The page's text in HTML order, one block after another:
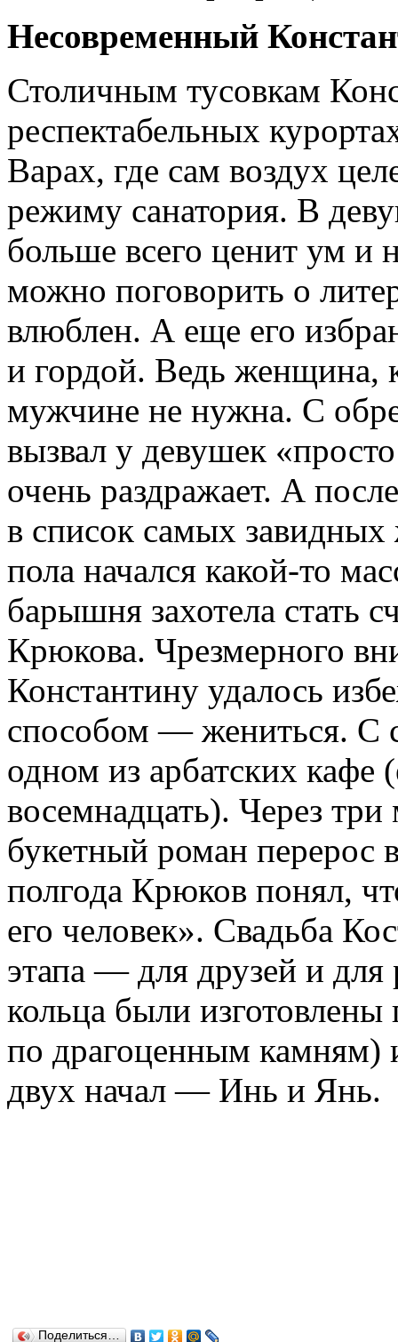
Несовременный
Столичным тусовкам
респектабельных
Варах, где сам воздух
режиму санатория. В
больше всего ценит ум и
можно поговорить о
влюблен. А еще его
и гордой. Ведь женщина,
мужчине не нужна. С
вызвал у девушек
очень раздражает. А
в список самых
пола начался какой-то
барышня захотела стать
Крюкова. Чрезмерного
Константину удалось
способом — жениться. С
одном из арбатских кафе
восемнадцать). Через
букетный роман перерос
полгода Крюков понял,
его человек». Свадьба
этапа — для друзей и
кольца были изготовлены
по драгоценным камням)
двух начал — Инь и Янь.
Поделиться…